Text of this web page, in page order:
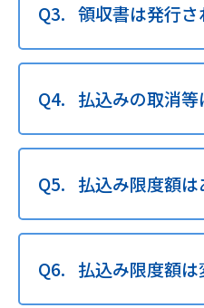
領収書は発行さ
払込みの取消等
払込み限度額は
払込み限度額は